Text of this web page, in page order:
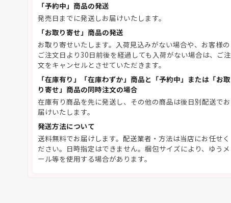
「予約中」商品の発送
発売日までに発送しお届けいたします。
「お取り寄せ」商品の発送
お取り寄せいたします。入荷見込みがない場合や、お客様の
ご注文日より30日前後を経過しても入荷がない場合は、ご注
文をキャンセルとさせていただきます。
「在庫有り」「在庫わずか」商品と「予約中」または「お取
り寄せ」商品の同時注文の場合
在庫有り商品を先に発送し、その他の商品は後日別配送でお
届けいたします。
発送方法について
送料無料でお届けします。配送業者・方法は当店にお任せく
ださい。日時指定はできません。梱包サイズにより、ゆうメ
ール等を使用する場合があります。